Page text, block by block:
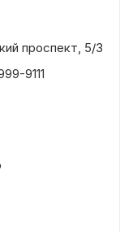
проспект, 5/3
9111